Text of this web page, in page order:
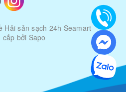
Hải sản sạch 24h Seamart
|
cấp bởi Sapo